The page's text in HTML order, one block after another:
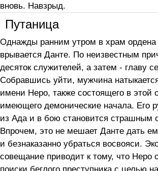
вновь. Навзрыд.
Путаница
Однажды ранним утром в храм
врывается Данте. По неизвестным
десяток служителей, а затем - главу
Собравшись уйти, мужчина
имени Неро, также состоящего в этой
имеющего демонические начала. Его
из Ада и в бою становится страшным
Впрочем, это не мешает Данте дать
и безнаказанно убраться восвояси.
совещание приводит к тому, что Неро
поиски беглого преступника с целью